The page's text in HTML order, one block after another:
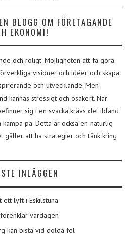
BLOGG OM FÖRETAGANDE
EKONOMI!
och roligt. Möjligheten att få göra
visioner och idéer och skapa
och utvecklande. Men
kännas stressigt och osäkert. När
sig i en svacka krävs det ibland
på. Detta är också en naturlig
gäller att ha strategier och tänk kring
INLÄGGEN
ett lyft i Eskilstuna
vardagen
kan bistå vid dolda fel